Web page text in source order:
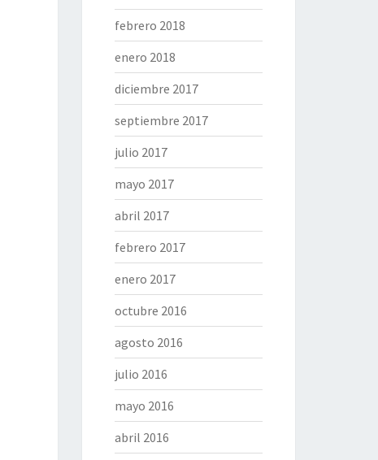
febrero 2018
enero 2018
diciembre 2017
septiembre 2017
julio 2017
mayo 2017
abril 2017
febrero 2017
enero 2017
octubre 2016
agosto 2016
julio 2016
mayo 2016
abril 2016